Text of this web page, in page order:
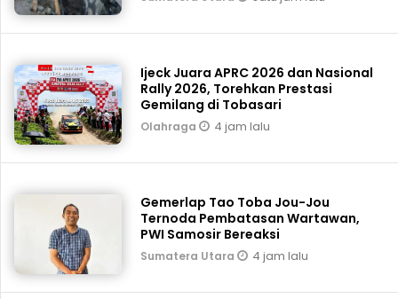
Ijeck Juara APRC 2026 dan Nasional
Rally 2026, Torehkan Prestasi
Gemilang di Tobasari
Olahraga 4 jam lalu
Gemerlap Tao Toba Jou-Jou
Ternoda Pembatasan Wartawan,
PWI Samosir Bereaksi
Sumatera Utara 4 jam lalu